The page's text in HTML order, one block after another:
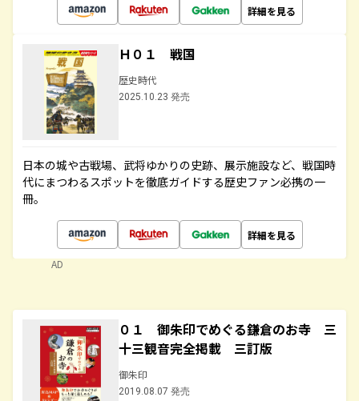
詳細を見る
Ｈ０１ 戦国
歴史時代
2025.10.23 発売
日本の城や古戦場、武将ゆかりの史跡、展示施設など、戦国時
代にまつわるスポットを徹底ガイドする歴史ファン必携の一
冊。
詳細を見る
AD
０１ 御朱印でめぐる鎌倉のお寺 三
十三観音完全掲載 三訂版
御朱印
2019.08.07 発売